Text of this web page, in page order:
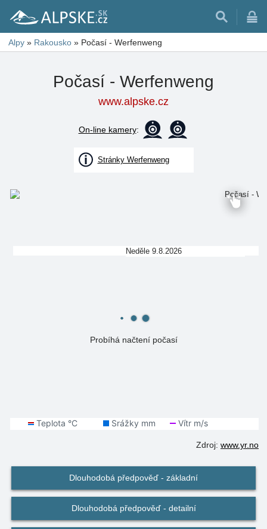
Alpy » Rakousko » Počasí - Werfenweng
Počasí - Werfenweng
www.alpske.cz
On-line kamery:
Stránky Werfenweng
Probíhá načtení počasí
Neděle 9.8.2026
Zdroj: www.yr.no
Dlouhodobá předpověď - základní
Dlouhodobá předpověď - detailní